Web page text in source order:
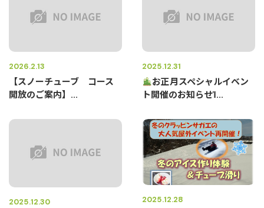
2026.2.13
【スノーチューブ コース
開放のご案内】...
2025.12.31
お正月スペシャルイベン
ト開催のお知らせἸ...
2025.12.30 2025.12.28